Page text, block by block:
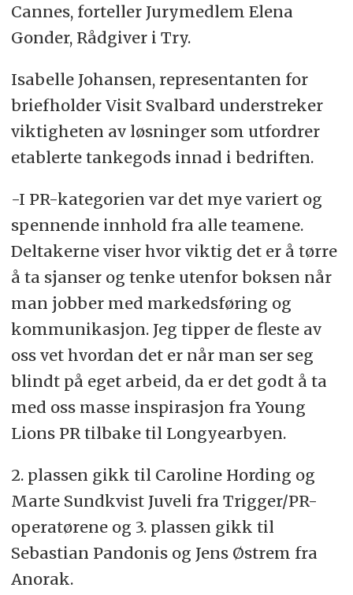
Cannes, forteller Jurymedlem Elena
Gonder, Rådgiver i Try.
Isabelle Johansen, representanten for
briefholder Visit Svalbard understreker
viktigheten av løsninger som utfordrer
etablerte tankegods innad i bedriften.
-I PR-kategorien var det mye variert og
spennende innhold fra alle teamene.
Deltakerne viser hvor viktig det er å tørre
å ta sjanser og tenke utenfor boksen når
man jobber med markedsføring og
kommunikasjon. Jeg tipper de fleste av
oss vet hvordan det er når man ser seg
blindt på eget arbeid, da er det godt å ta
med oss masse inspirasjon fra Young
Lions PR tilbake til Longyearbyen.
2. plassen gikk til Caroline Hording og
Marte Sundkvist Juveli fra Trigger/PR-
operatørene og 3. plassen gikk til
Sebastian Pandonis og Jens Østrem fra
Anorak.